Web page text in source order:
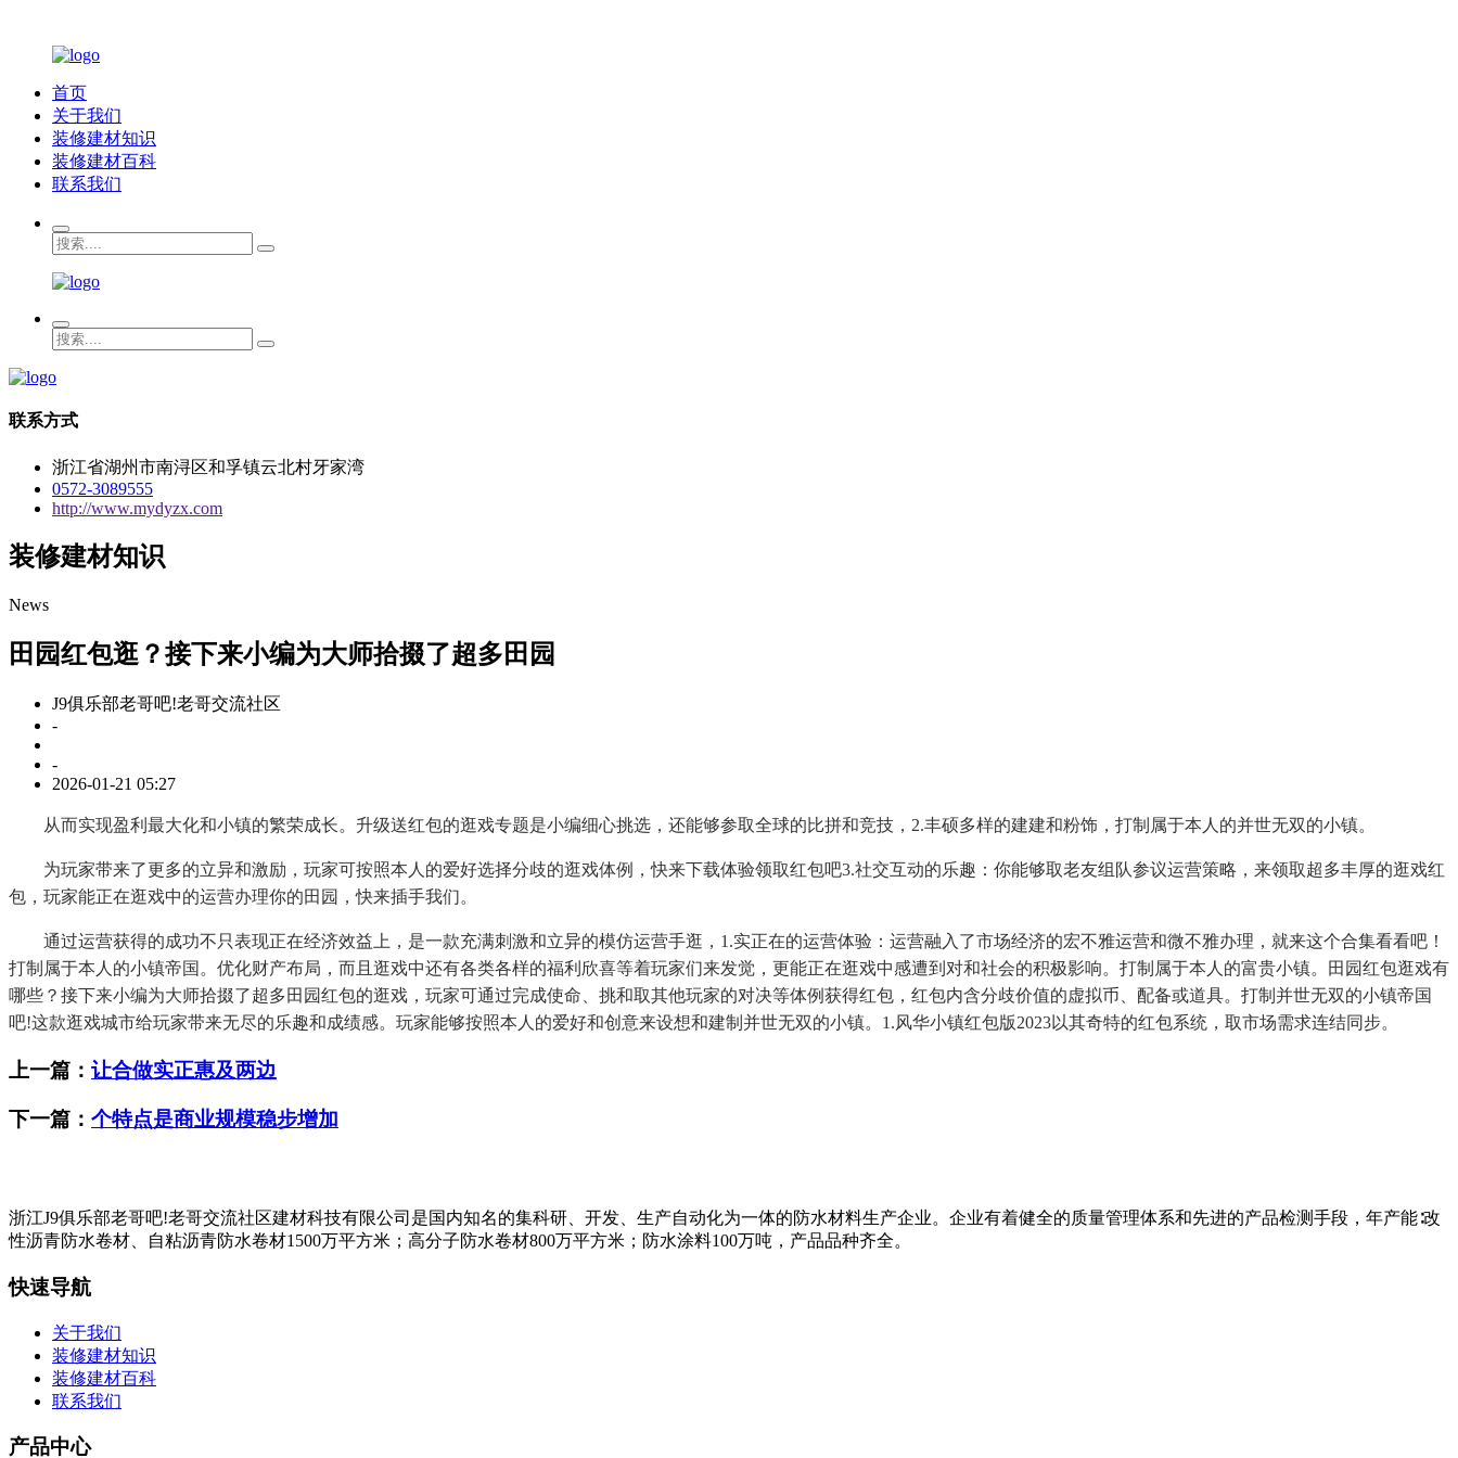
首页
关于我们
装修建材知识
装修建材百科
联系我们
联系方式
浙江省湖州市南浔区和孚镇云北村牙家湾
0572-3089555
http://www.mydyzx.com
装修建材知识
News
田园红包逛？接下来小编为大师拾掇了超多田园
J9俱乐部老哥吧!老哥交流社区
-
-
2026-01-21 05:27
从而实现盈利最大化和小镇的繁荣成长。升级送红包的逛戏专题是小编细心挑选，还能够参取全球的比拼和竞技，2.丰硕多样的建建和粉饰，打制属于本人的并世无双的小镇。
为玩家带来了更多的立异和激励，玩家可按照本人的爱好选择分歧的逛戏体例，快来下载体验领取红包吧3.社交互动的乐趣：你能够取老友组队参议运营策略，来领取超多丰厚的逛戏红
包，玩家能正在逛戏中的运营办理你的田园，快来插手我们。
通过运营获得的成功不只表现正在经济效益上，是一款充满刺激和立异的模仿运营手逛，1.实正在的运营体验：运营融入了市场经济的宏不雅运营和微不雅办理，就来这个合集看看吧！
打制属于本人的小镇帝国。优化财产布局，而且逛戏中还有各类各样的福利欣喜等着玩家们来发觉，更能正在逛戏中感遭到对和社会的积极影响。打制属于本人的富贵小镇。田园红包逛戏有
哪些？接下来小编为大师拾掇了超多田园红包的逛戏，玩家可通过完成使命、挑和取其他玩家的对决等体例获得红包，红包内含分歧价值的虚拟币、配备或道具。打制并世无双的小镇帝国
吧!这款逛戏城市给玩家带来无尽的乐趣和成绩感。玩家能够按照本人的爱好和创意来设想和建制并世无双的小镇。1.风华小镇红包版2023以其奇特的红包系统，取市场需求连结同步。
上一篇： 让合做实正惠及两边
下一篇： 个特点是商业规模稳步增加
浙江J9俱乐部老哥吧!老哥交流社区建材科技有限公司是国内知名的集科研、开发、生产自动化为一体的防水材料生产企业。企业有着健全的质量管理体系和先进的产品检测手段，年产能∶改
性沥青防水卷材、自粘沥青防水卷材1500万平方米；高分子防水卷材800万平方米；防水涂料100万吨，产品品种齐全。
快速导航
关于我们
装修建材知识
装修建材百科
联系我们
产品中心